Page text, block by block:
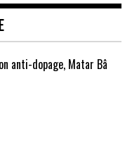
anti-dopage, Matar Bâ